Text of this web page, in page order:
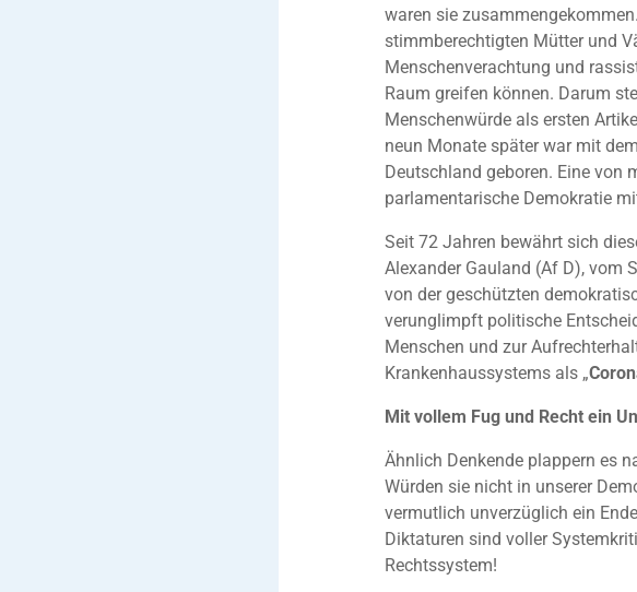
waren sie
stimmberechtigten Mütter und
Menschenverachtung und
Raum greifen können. Darum
Menschenwürde als ersten
neun Monate später war mit
Deutschland geboren. Eine von
parlamentarische Demokratie
Seit 72 Jahren bewährt sich
Alexander Gauland (Af D), vom
von der geschützten
verunglimpft politische
Menschen und zur
Krankenhaussystems als „
Mit vollem Fug und Recht ein
Ähnlich Denkende plappern es
Würden sie nicht in unserer
vermutlich unverzüglich ein
Diktaturen sind voller
Rechtssystem!